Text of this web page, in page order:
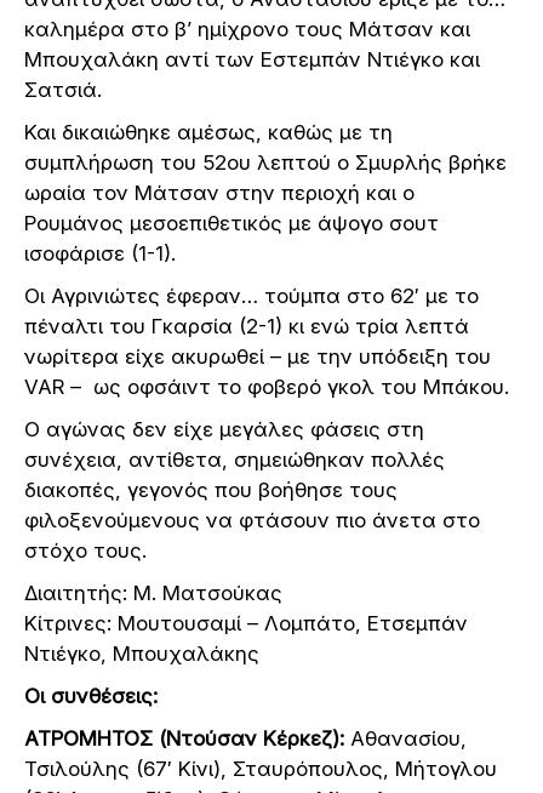
καλημέρα στο β’ ημίχρονο τους Μάτσαν και
Μπουχαλάκη αντί των Εστεμπάν Ντιέγκο και
Σατσιά.
Και δικαιώθηκε αμέσως, καθώς με τη
συμπλήρωση του 52ου λεπτού ο Σμυρλής βρήκε
ωραία τον Μάτσαν στην περιοχή και ο
Ρουμάνος μεσοεπιθετικός με άψογο σουτ
ισοφάρισε (1-1).
Οι Αγρινιώτες έφεραν… τούμπα στο 62′ με το
πέναλτι του Γκαρσία (2-1) κι ενώ τρία λεπτά
νωρίτερα είχε ακυρωθεί – με την υπόδειξη του
VAR – ως οφσάιντ το φοβερό γκολ του Μπάκου.
Ο αγώνας δεν είχε μεγάλες φάσεις στη
συνέχεια, αντίθετα, σημειώθηκαν πολλές
διακοπές, γεγονός που βοήθησε τους
φιλοξενούμενους να φτάσουν πιο άνετα στο
στόχο τους.
Διαιτητής: Μ. Ματσούκας
Κίτρινες: Μουτουσαμί – Λομπάτο, Ετσεμπάν
Ντιέγκο, Μπουχαλάκης
Οι συνθέσεις:
ΑΤΡΟΜΗΤΟΣ (Ντούσαν Κέρκεζ): Αθανασίου,
Τσιλούλης (67′ Κίνι), Σταυρόπουλος, Μήτογλου